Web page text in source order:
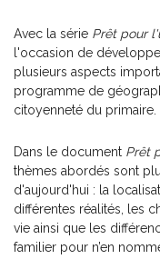
Pratique de l'épreuve
2e
Avec la série Prêt pour
l'occasion de
plusieurs aspects
programme de
citoyenneté du primaire.
Dans le document Prêt
thèmes abordés sont
d'aujourd'hui : la
différentes réalités, les
vie ainsi que les
familier pour n’en